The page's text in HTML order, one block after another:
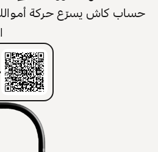
حساب كاش يسرّع حركة أموالك